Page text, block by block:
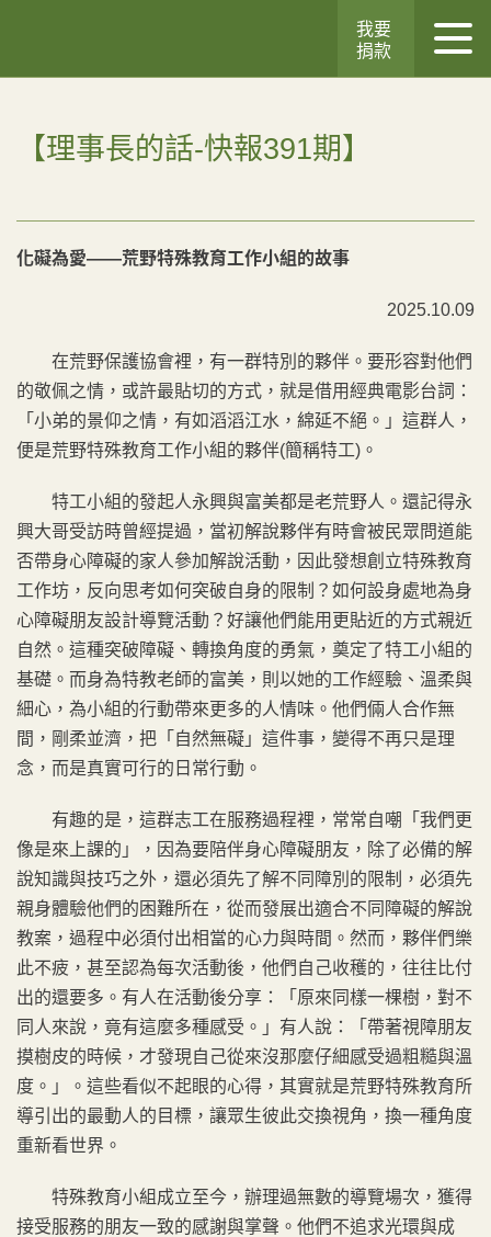
我要
捐款
【理事長的話-快報391期】
化礙為愛——荒野特殊教育工作小組的故事
2025.10.09
在荒野保護協會裡，有一群特別的夥伴。要形容對他們
的敬佩之情，或許最貼切的方式，就是借用經典電影台詞：
「小弟的景仰之情，有如滔滔江水，綿延不絕。」這群人，
便是荒野特殊教育工作小組的夥伴(簡稱特工)。
特工小組的發起人永興與富美都是老荒野人。還記得永
興大哥受訪時曾經提過，當初解說夥伴有時會被民眾問道能
否帶身心障礙的家人參加解說活動，因此發想創立特殊教育
工作坊，反向思考如何突破自身的限制？如何設身處地為身
心障礙朋友設計導覽活動？好讓他們能用更貼近的方式親近
自然。這種突破障礙、轉換角度的勇氣，奠定了特工小組的
基礎。而身為特教老師的富美，則以她的工作經驗、溫柔與
細心，為小組的行動帶來更多的人情味。他們倆人合作無
間，剛柔並濟，把「自然無礙」這件事，變得不再只是理
念，而是真實可行的日常行動。
有趣的是，這群志工在服務過程裡，常常自嘲「我們更
像是來上課的」，因為要陪伴身心障礙朋友，除了必備的解
說知識與技巧之外，還必須先了解不同障別的限制，必須先
親身體驗他們的困難所在，從而發展出適合不同障礙的解說
教案，過程中必須付出相當的心力與時間。然而，夥伴們樂
此不疲，甚至認為每次活動後，他們自己收穫的，往往比付
出的還要多。有人在活動後分享：「原來同樣一棵樹，對不
同人來說，竟有這麼多種感受。」有人說：「帶著視障朋友
摸樹皮的時候，才發現自己從來沒那麼仔細感受過粗糙與溫
度。」。這些看似不起眼的心得，其實就是荒野特殊教育所
導引出的最動人的目標，讓眾生彼此交換視角，換一種角度
重新看世界。
特殊教育小組成立至今，辦理過無數的導覽場次，獲得
接受服務的朋友一致的感謝與掌聲。他們不追求光環與成